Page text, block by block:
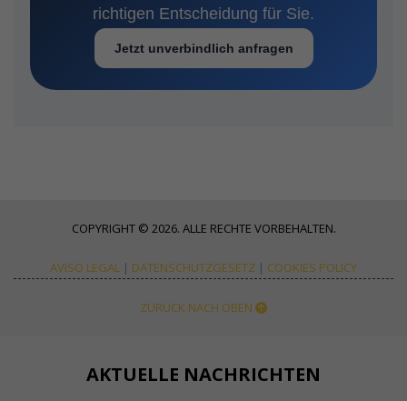
richtigen Entscheidung für Sie.
Jetzt unverbindlich anfragen
COPYRIGHT © 2026. ALLE RECHTE VORBEHALTEN.
AVISO LEGAL | DATENSCHUTZGESETZ | COOKIES POLICY
ZURÜCK NACH OBEN
AKTUELLE NACHRICHTEN